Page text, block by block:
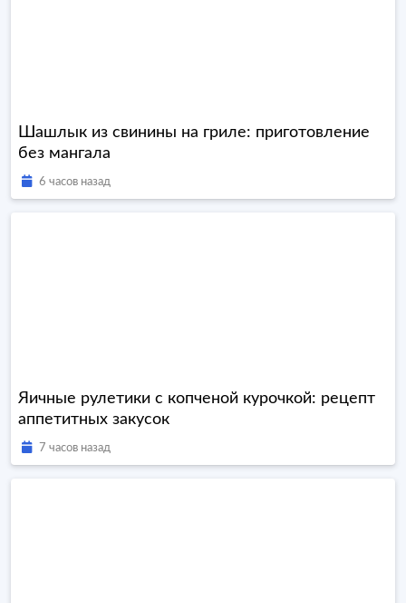
Шашлык из свинины на гриле: приготовление
без мангала
6 часов назад
Яичные рулетики с копченой курочкой: рецепт
аппетитных закусок
7 часов назад